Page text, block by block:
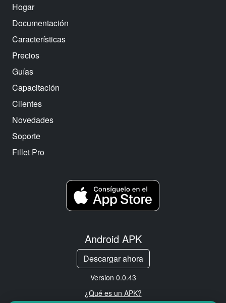
Hogar
Documentación
Características
Precios
Guías
Capacitación
Clientes
Novedades
Soporte
Fillet Pro
Android APK
Descargar ahora
Version 0.0.43
¿Qué es un APK?